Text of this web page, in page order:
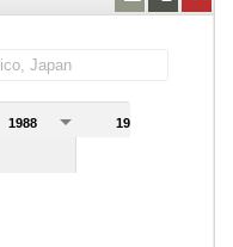
1988 1989